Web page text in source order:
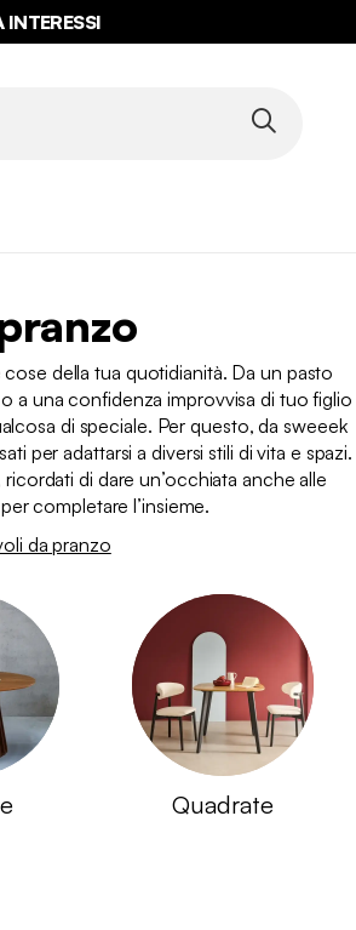
della tua quotidianità. Da un pasto
a una confidenza improvvisa di tuo figlio
di speciale. Per questo, da sweeek
per adattarsi a diversi stili di vita e spazi.
di dare un’occhiata anche alle
per completare l’insieme.
da pranzo
Quadrate